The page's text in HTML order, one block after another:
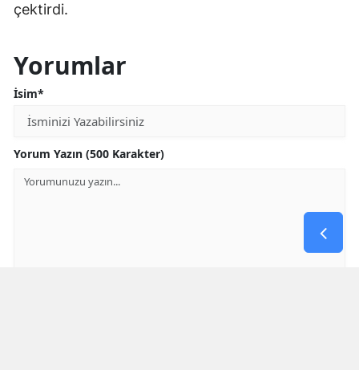
çektirdi.
Yorumlar
İsim*
Yorum Yazın (500 Karakter)